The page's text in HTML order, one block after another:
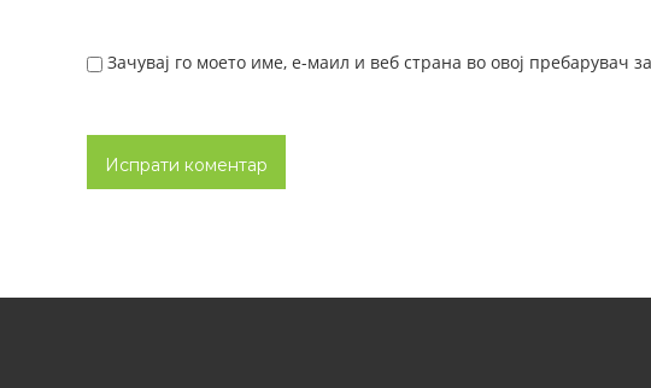
Зачувај го моето име, е-маил и веб страна во овој пребарувач